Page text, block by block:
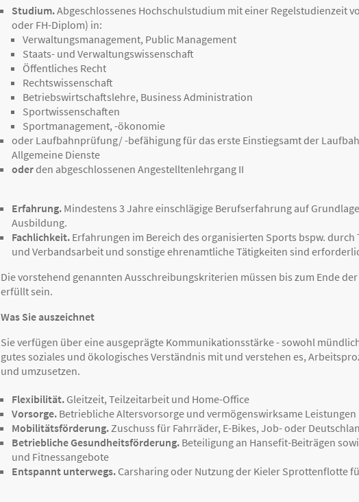
Studium.Abgeschlossenes Hochschulstudium mit einer Regelstudienzeit
oder FH-Diplom) in:
Verwaltungsmanagement, Public Management
Staats- und Verwaltungswissenschaft
Öffentliches Recht
Rechtswissenschaft
Betriebswirtschaftslehre, Business Administration
Sportwissenschaften
Sportmanagement, -ökonomie
oder Laufbahnprüfung/ -befähigung für das erste Einstiegsamt der
Allgemeine Dienste
oderden abgeschlossenen Angestelltenlehrgang II
Erfahrung. Mindestens 3 Jahre einschlägige Berufserfahrung auf
Ausbildung.
Fachlichkeit. Erfahrungen im Bereich des organisierten Sports bspw.
und Verbandsarbeit und sonstige ehrenamtliche Tätigkeiten sind
Die vorstehend genannten Ausschreibungskriterien müssen bis zum Ende
erfüllt sein.
Was Sie auszeichnet
Sie verfügen über eine ausgeprägte Kommunikationsstärke - sowohl
gutes soziales und ökologisches Verständnis mit und verstehen es,
und umzusetzen.
Flexibilität. Gleitzeit, Teilzeitarbeit und Home-Office
Vorsorge. Betriebliche Altersvorsorge und vermögenswirksame Leistungen
Mobilitätsförderung. Zuschuss für Fahrräder, E-Bikes, Job- oder
Betriebliche Gesundheitsförderung. Beteiligung an Hansefit-Beiträgen
und Fitnessangebote
Entspannt unterwegs. Carsharing oder Nutzung der Kieler Sprottenflotte